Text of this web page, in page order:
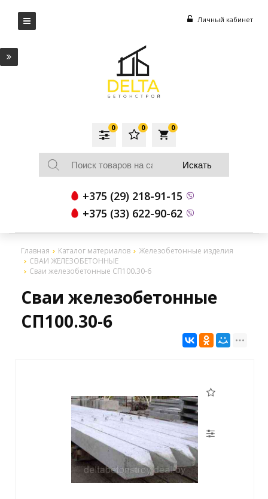
Личный кабинет
local_grocery_store
0
0
0
+375 (29) 218-91-15
+375 (33) 622-90-62
Главная Каталог материалов
Железобетонные изделия
СВАИ ЖЕЛЕЗОБЕТОННЫЕ
Сваи железобетонные СП100.30-6
Сваи железобетонные
СП100.30-6